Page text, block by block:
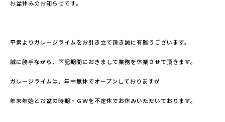
お盆休みのお知らせです。
平素よりガレージライムをお引き立て頂き誠に有難うございます。
誠に勝手ながら、下記期間におきまして業務を休業させて頂きます。
ガレージライムは、年中無休でオープンしておりますが
年末年始とお盆の時期・ＧＷを不定休でお休みいただいております。